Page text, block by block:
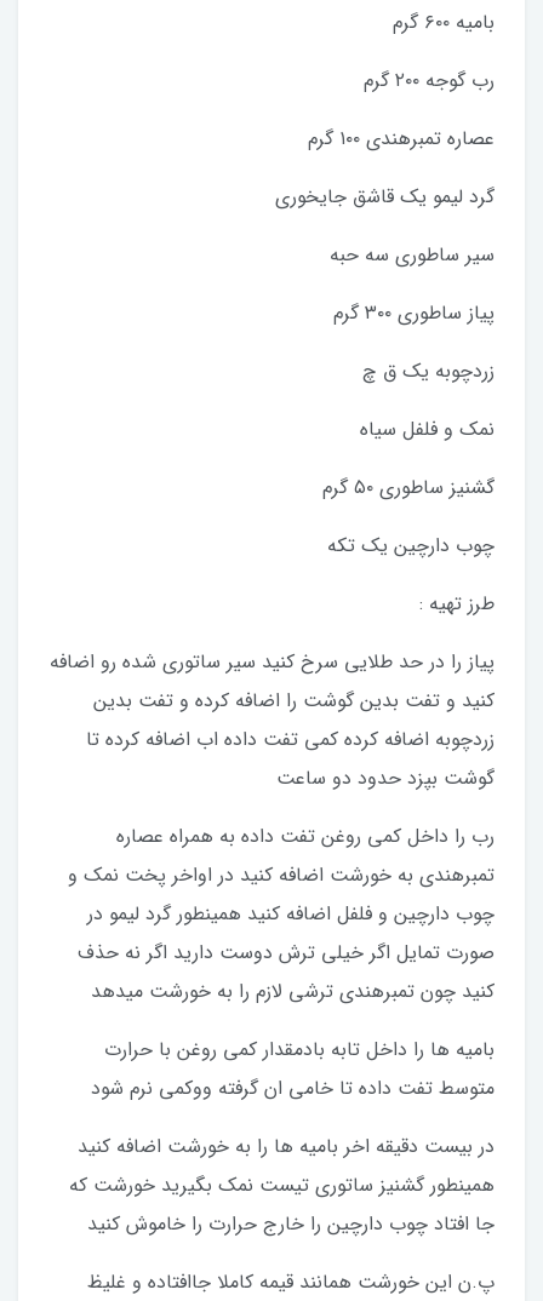
بامیه ۶۰۰ گرم
رب گوجه ۲۰۰ گرم
عصاره تمبرهندی ۱۰۰ گرم
گرد لیمو یک قاشق جایخوری
سیر ساطوری سه حبه
پیاز ساطوری ۳۰۰ گرم
زردچوبه یک ق چ
نمک و فلفل سیاه
گشنیز ساطوری ۵۰ گرم
چوب دارچین یک تکه
طرز تهیه :
پیاز را در حد طلایی سرخ کنید سیر ساتوری شده رو اضافه
کنید و تفت بدین گوشت را اضافه کرده و تفت بدین
زردچوبه اضافه کرده کمی تفت داده اب اضافه کرده تا
گوشت بپزد حدود دو ساعت
رب را داخل کمی روغن تفت داده به همراه عصاره
تمبرهندی به خورشت اضافه کنید در اواخر پخت نمک و
چوب دارچین و فلفل اضافه کنید همینطور گرد لیمو در
صورت تمایل اگر خیلی ترش دوست دارید اگر نه حذف
کنید چون تمبرهندی ترشی لازم را به خورشت میدهد
بامیه ها را داخل تابه بادمقدار کمی روغن با حرارت
متوسط تفت داده تا خامی ان گرفته ووکمی نرم شود
در بیست دقیقه اخر بامیه ها را به خورشت اضافه کنید
همینطور گشنیز ساتوری تیست نمک بگیرید خورشت که
جا افتاد چوب دارچین را خارج حرارت را خاموش کنید
پ.ن این خورشت همانند قیمه کاملا جاافتاده و غلیظ